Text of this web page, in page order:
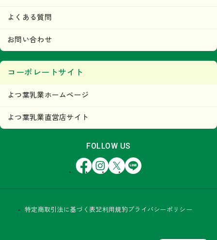
よくある質問
お問い合わせ
コーポレートサイト
よつ葉乳業ホームページ
よつ葉乳業直営店サイト
FOLLOW US
FacebookInstagram
X LINE
特定商取引法に基づく表記利用規約 プライバシーポリシー